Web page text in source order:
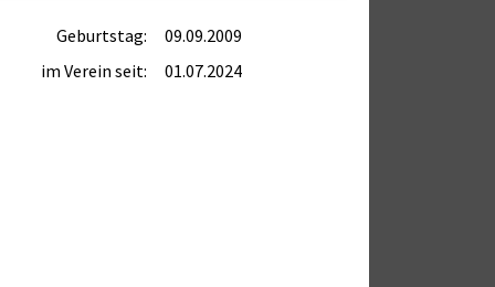
Geburtstag:
09.09.2009
im Verein seit:
01.07.2024